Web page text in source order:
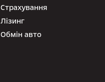
Страхування
Лізинг
Обмін авто